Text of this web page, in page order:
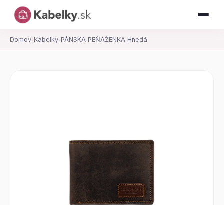
Domov› Kabelky› PÁNSKA PEŇAŽENKA Hnedá